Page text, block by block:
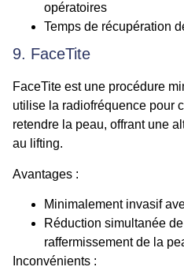
opératoires
Temps de récupération
9. FaceTite
FaceTite est une procédure
utilise la radiofréquence pour
retendre la peau, offrant une
au lifting.
Avantages :
Minimalement invasif
Réduction simultanée
raffermissement de la
Inconvénients :